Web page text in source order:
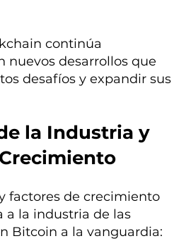
continúa
nuevos desarrollos que
desafíos y expandir sus
la Industria y
factores de crecimiento
a la industria de las
Bitcoin a la vanguardia: